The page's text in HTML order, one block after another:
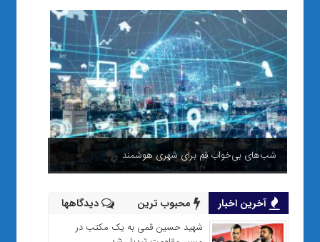
شب‌های بی‌خواب قم برای شهری هوشمند
آخرین اخبار محبوب ترین دیدگاهها
شهید حسین قمی به یک مکتب در